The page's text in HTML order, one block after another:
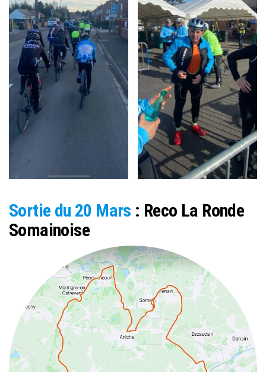
Sortie du 20 Mars : Reco La Ronde
Somainoise